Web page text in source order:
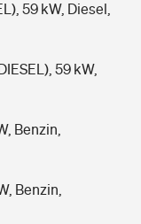
59 kW, Diesel,
59 kW,
Benzin,
Benzin,